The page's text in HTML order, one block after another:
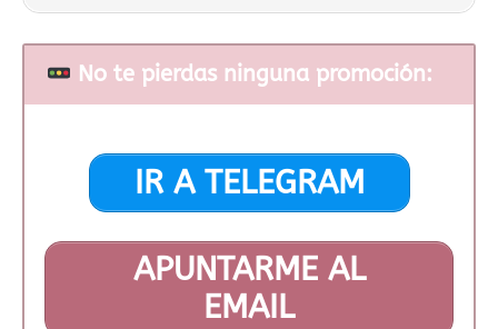
No te pierdas ninguna promoción:
IR A TELEGRAM
APUNTARME AL
EMAIL